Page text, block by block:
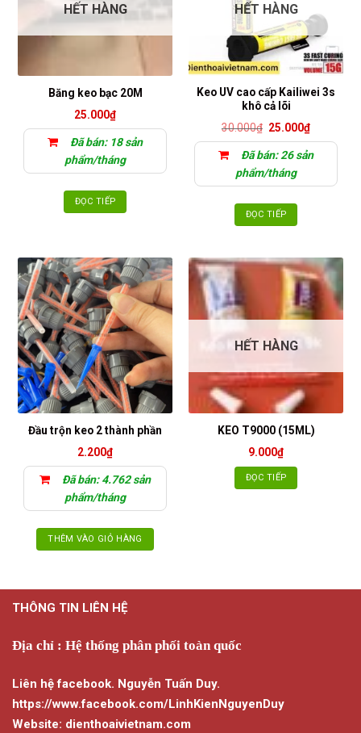
HẾT HÀNG
Băng keo bạc 20M
25.000₫
Đã bán: 18 sản
phẩm/tháng
ĐỌC TIẾP
HẾT HÀNG
Keo UV cao cấp Kailiwei 3s
khô cả lõi
30.000₫ Giá
là:
30.000₫.
25.000₫Giá
là:
Đã bán: 26 sản
phẩm/tháng
ĐỌC TIẾP
Đầu trộn keo 2 thành phần
2.200₫
Đã bán: 4.762 sản
phẩm/tháng
THÊM VÀO GIỎ HÀNG
HẾT HÀNG
KEO T9000 (15ML)
9.000₫
ĐỌC TIẾP
THÔNG TIN LIÊN HỆ
Địa chỉ : Hệ thống phân phối toàn quốc
Liên hệ facebook. Nguyễn Tuấn Duy.
https://www.facebook.com/LinhKienNguyenDuy
Website: dienthoaivietnam.com